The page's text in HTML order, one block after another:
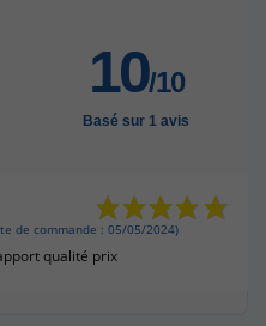
10/10
Basé sur 1 avis
de commande : 05/05/2024)
qualité prix